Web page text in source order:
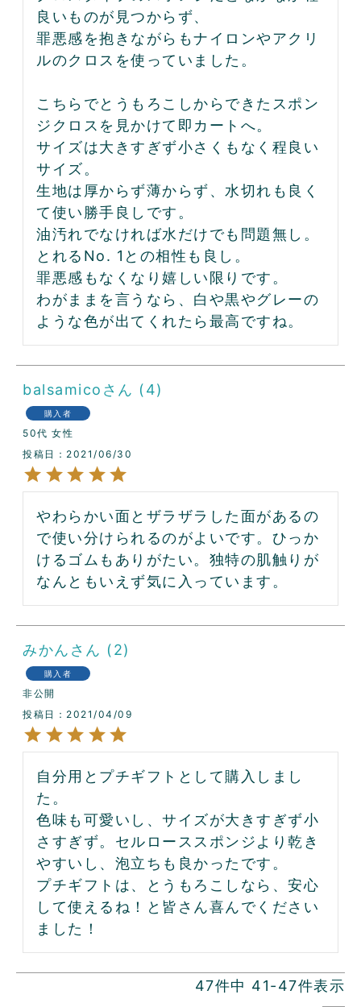
良いものが見つからず、
罪悪感を抱きながらもナイロンやアクリ
ルのクロスを使っていました。
こちらでとうもろこしからできたスポン
ジクロスを見かけて即カートへ。
サイズは大きすぎず小さくもなく程良い
サイズ。
生地は厚からず薄からず、水切れも良く
て使い勝手良しです。
油汚れでなければ水だけでも問題無し。
とれるNo. 1との相性も良し。
罪悪感もなくなり嬉しい限りです。
わがままを言うなら、白や黒やグレーの
ような色が出てくれたら最高ですね。
balsamico 4
購入者
50代 女性
投稿日
2021/06/30
やわらかい面とザラザラした面があるの
で使い分けられるのがよいです。ひっか
けるゴムもありがたい。独特の肌触りが
なんともいえず気に入っています。
みかん 2
購入者
非公開
投稿日
2021/04/09
自分用とプチギフトとして購入しまし
た。
色味も可愛いし、サイズが大きすぎず小
さすぎず。セルローススポンジより乾き
やすいし、泡立ちも良かったです。
プチギフトは、とうもろこしなら、安心
して使えるね！と皆さん喜んでください
ました！
47件中 41-47件表示